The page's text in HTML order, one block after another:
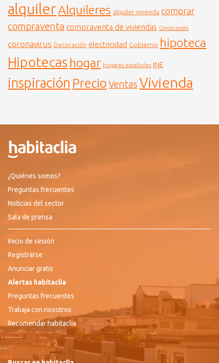
alquilerAlquileres alquiler vivienda comprar
compraventa compraventa de viviendas Construcción
coronavirus Decoración electricidad Gobierno hipoteca
Hipotecas hogar hogares españoles INE
inspiración Precio Ventas Vivienda
¿Quiénes somos?
Preguntas frecuentes
Noticias del sector
Sala de prensa
Inicio de sesión
Registrarse
Anunciar gratis
Alertas habitaclia
Preguntas frecuentes
Trabaja con nosotros
Recomendar habitaclia